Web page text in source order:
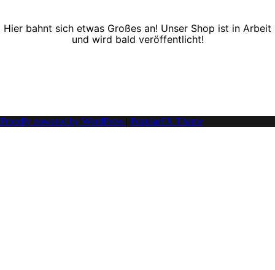
Hier bahnt sich etwas Großes an! Unser Shop ist in Arbeit
und wird bald veröffentlicht!
Proudly powered by WordPress PopularFX Theme